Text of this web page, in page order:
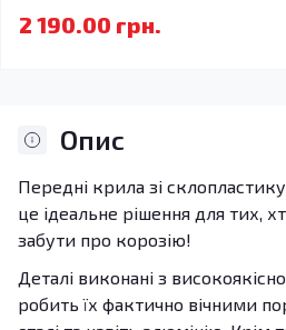
2 190.00 грн.
Опис
Передні крила зі
це ідеальне рішення для тих,
забути про корозію!
Деталі виконані з
робить їх фактично вічними